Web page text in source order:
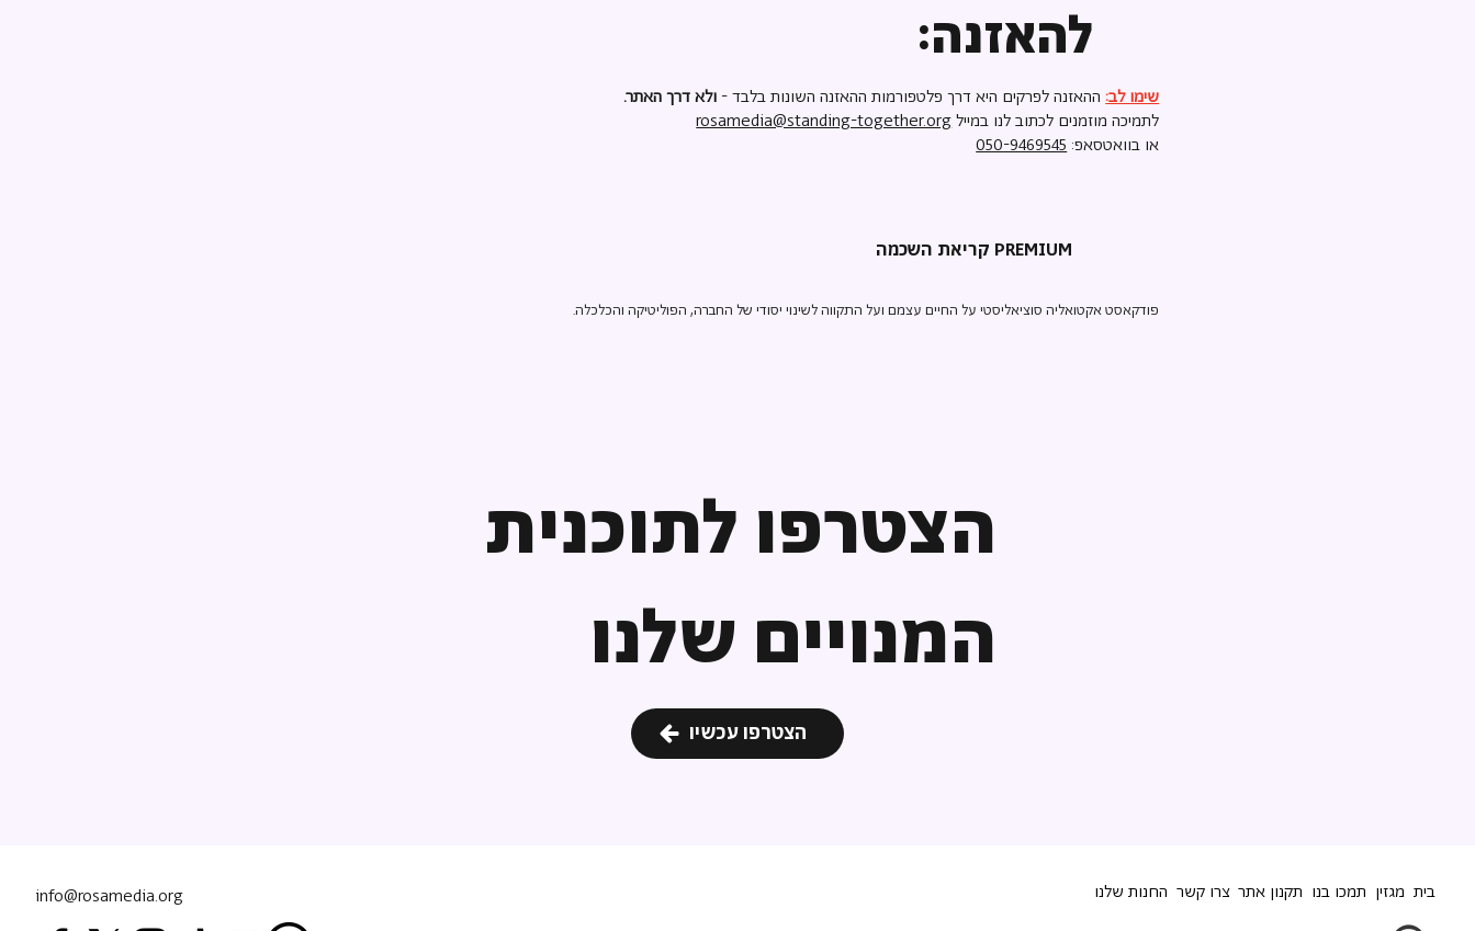
הצטרפו לתוכנית
המנויים שלנו
הצטרפו עכשיו
להאזנה:
שימו לב: ההאזנה לפרקים היא דרך פלטפורמות ההאזנה השונות בלבד - ולא דרך האתר.
לתמיכה מוזמנים לכתוב לנו במיילrosamedia@standing-together.org
או בוואטסאפ: 050-9469545
קריאת השכמה PREMIUM
פודקאסט אקטואליה סוציאליסטי על החיים עצמם ועל התקווה לשינוי יסודי של החברה, הפוליטיקה והכלכלה.
info@rosamedia.org בית מגזין תמכו בנו תקנון אתר צרו קשר החנות שלנו